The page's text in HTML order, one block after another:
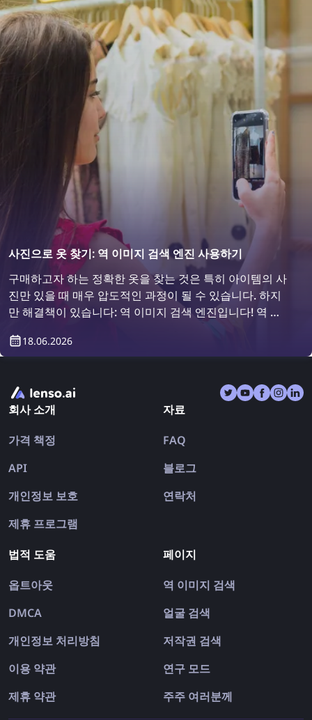
사진으로 옷 찾기: 역 이미지 검색 엔진 사용하기
구매하고자 하는 정확한 옷을 찾는 것은 특히 아이템의 사
진만 있을 때 매우 압도적인 과정이 될 수 있습니다. 하지
만 해결책이 있습니다: 역 이미지 검색 엔진입니다! 역 이
18.06.2026
회사 소개
가격 책정
API
개인정보 보호
제휴 프로그램
자료
FAQ
블로그
연락처
법적 도움
옵트아웃
DMCA
개인정보 처리방침
이용 약관
제휴 약관
페이지
역 이미지 검색
얼굴 검색
저작권 검색
연구 모드
주주 여러분께